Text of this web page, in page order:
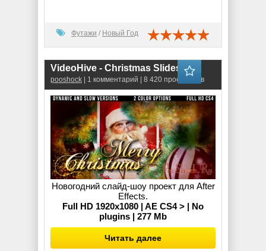
Футажи / Новый Год
VideoHive - Christmas Slideshow
pooshock | 1 комментарий | 8 420 просмотров
Новогодний слайд-шоу проект для After
Effects.
Full HD 1920x1080 | AE CS4 > | No
plugins | 277 Mb
Читать далее